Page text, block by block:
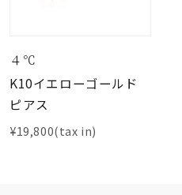
４℃
K10イエローゴールド
ピアス
¥19,800(tax in)